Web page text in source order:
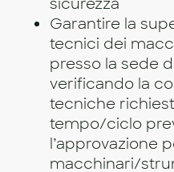
sicurezza
Garantire la
tecnici dei
presso la sede
verificando la
tecniche
tempo/ciclo
l’approvazione
macchinari/